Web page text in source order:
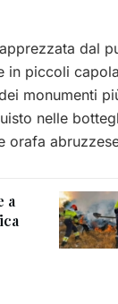
dal
in piccoli
monumenti
nelle
orafa
a